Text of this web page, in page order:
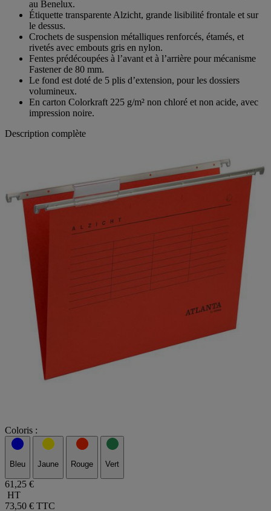
au Benelux.
Étiquette transparente Alzicht, grande lisibilité frontale et sur
le dessus.
Crochets de suspension métalliques renforcés, étamés, et
rivetés avec embouts gris en nylon.
Fentes prédécoupées à l’avant et à l’arrière pour mécanisme
Fastener de 80 mm.
Le fond est doté de 5 plis d’extension, pour les dossiers
volumineux.
En carton Colorkraft 225 g/m² non chloré et non acide, avec
impression noire.
Description complète
Coloris :
Bleu Jaune Rouge Vert
61,25 €
HT
73,50 € TTC